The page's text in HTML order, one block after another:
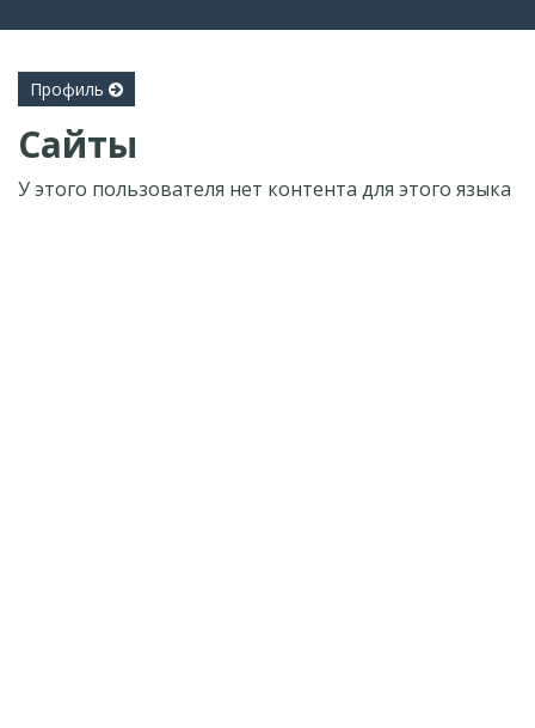
Профиль
Сайты
У этого пользователя нет контента для этого языка